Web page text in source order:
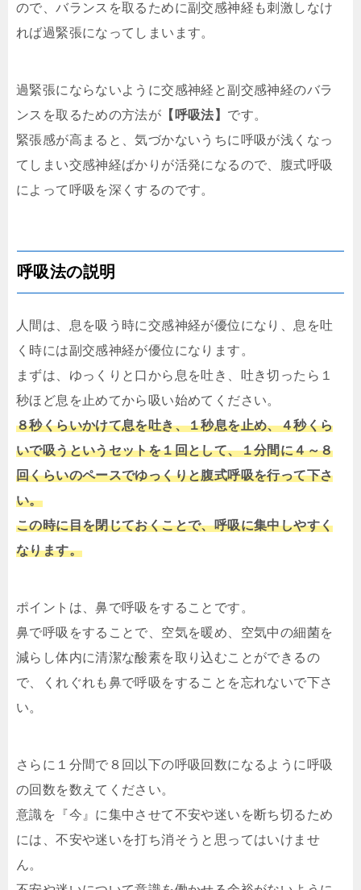
ので、バランスを取るために副交感神経も刺激しなけ
れば過緊張になってしまいます。
過緊張にならないように交感神経と副交感神経のバラ
ンスを取るための方法が 【呼吸法】 です。
緊張感が高まると、気づかないうちに呼吸が浅くなっ
てしまい交感神経ばかりが活発になるので、腹式呼吸
によって呼吸を深くするのです。
呼吸法の説明
人間は、息を吸う時に交感神経が優位になり、息を吐
く時には副交感神経が優位になります。
まずは、ゆっくりと口から息を吐き、吐き切ったら１
秒ほど息を止めてから吸い始めてください。
８秒くらいかけて息を吐き、１秒息を止め、４秒くら
いで吸うというセットを１回として、１分間に４～８
回くらいのペースでゆっくりと腹式呼吸を行って下さ
い。
この時に目を閉じておくことで、呼吸に集中しやすく
なります。
ポイントは、鼻で呼吸をすることです。
鼻で呼吸をすることで、空気を暖め、空気中の細菌を
減らし体内に清潔な酸素を取り込むことができるの
で、くれぐれも鼻で呼吸をすることを忘れないで下さ
い。
さらに１分間で８回以下の呼吸回数になるように呼吸
の回数を数えてください。
意識を『今』に集中させて不安や迷いを断ち切るため
には、不安や迷いを打ち消そうと思ってはいけませ
ん。